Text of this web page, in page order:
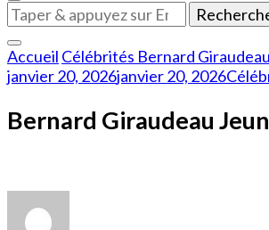
Vous
recherchiez
quelque
chose
?
Accueil Célébrités Bernard
janvier 20, 2026janvier 20, 2026
Bernard Giraudeau